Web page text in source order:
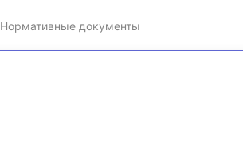
Нормативные документы